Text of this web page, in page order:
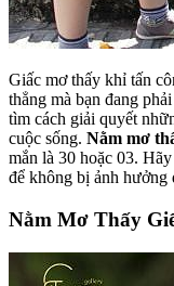
Giấc mơ thấy khỉ tấn
thẳng mà bạn đang
tìm cách giải quyết
cuộc sống. Nằm mơ
mắn là 30 hoặc 03.
để không bị ảnh hưởng
Nằm Mơ Thấy